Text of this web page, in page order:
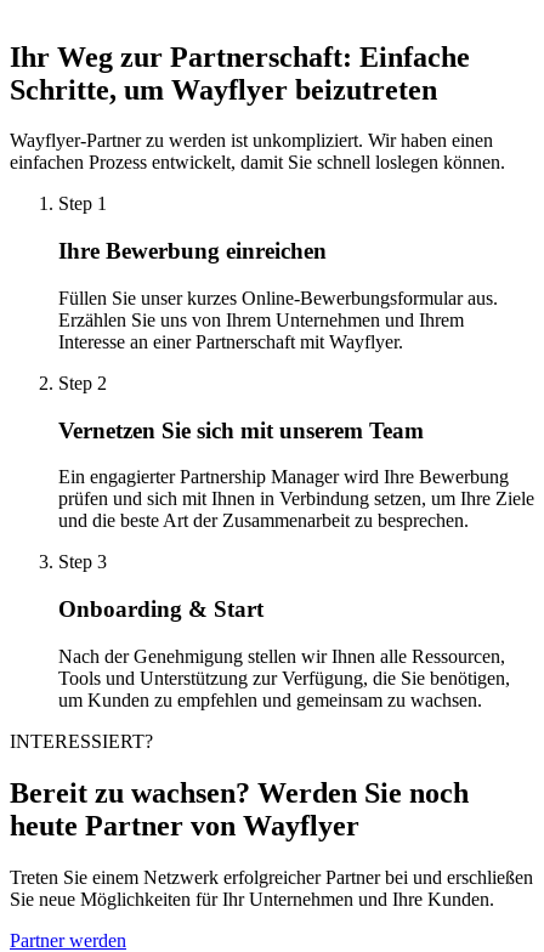
Ihr Weg zur Partnerschaft: Einfache
Schritte, um Wayflyer beizutreten
Wayflyer-Partner zu werden ist unkompliziert. Wir haben einen
einfachen Prozess entwickelt, damit Sie schnell loslegen können.
Step 1
Ihre Bewerbung einreichen
Füllen Sie unser kurzes Online-Bewerbungsformular aus.
Erzählen Sie uns von Ihrem Unternehmen und Ihrem
Interesse an einer Partnerschaft mit Wayflyer.
Step 2
Vernetzen Sie sich mit unserem Team
Ein engagierter Partnership Manager wird Ihre Bewerbung
prüfen und sich mit Ihnen in Verbindung setzen, um Ihre Ziele
und die beste Art der Zusammenarbeit zu besprechen.
Step 3
Onboarding & Start
Nach der Genehmigung stellen wir Ihnen alle Ressourcen,
Tools und Unterstützung zur Verfügung, die Sie benötigen,
um Kunden zu empfehlen und gemeinsam zu wachsen.
INTERESSIERT?
Bereit zu wachsen? Werden Sie noch
heute Partner von Wayflyer
Treten Sie einem Netzwerk erfolgreicher Partner bei und erschließen
Sie neue Möglichkeiten für Ihr Unternehmen und Ihre Kunden.
Partner werden